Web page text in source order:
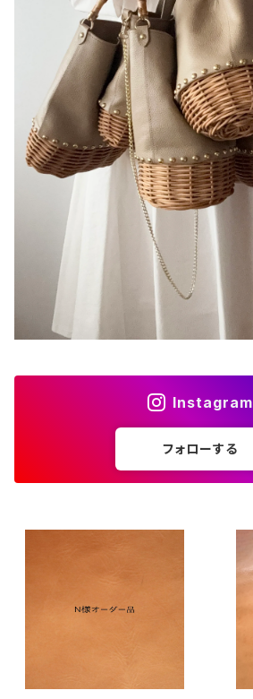
Instagram
フォローする